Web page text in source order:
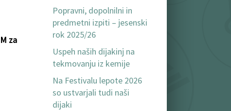
za
Popravni, dopolnilni in
predmetni izpiti – jesenski
rok 2025/26
Uspeh naših dijakinj na
tekmovanju iz kemije
Na Festivalu lepote 2026
so ustvarjali tudi naši
dijaki